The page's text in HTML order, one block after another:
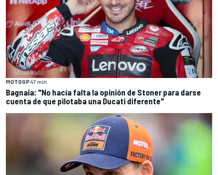
MOTOGP47 min
Bagnaia: "No hacía falta la opinión de Stoner para darse
cuenta de que pilotaba una Ducati diferente"